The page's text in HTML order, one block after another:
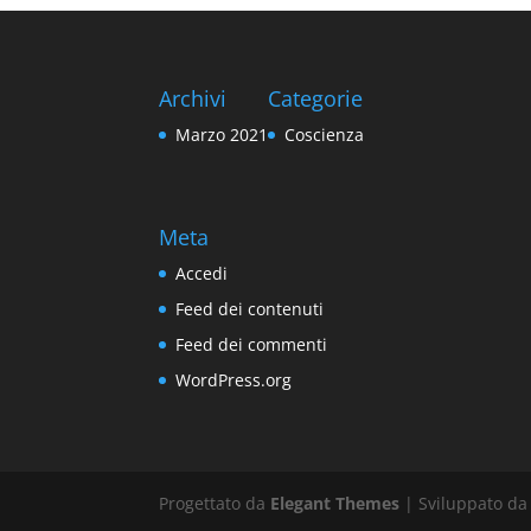
Archivi
Marzo 2021
Categorie
Coscienza
Meta
Accedi
Feed dei contenuti
Feed dei commenti
WordPress.org
Progettato da Elegant Themes | Sviluppato